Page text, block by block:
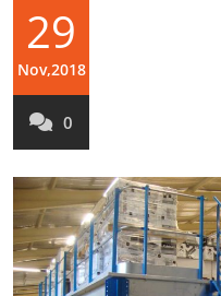
29
Nov,2018
0